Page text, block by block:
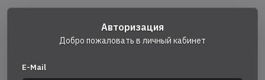
Авторизация
Добро пожаловать в личный кабинет
E-Mail